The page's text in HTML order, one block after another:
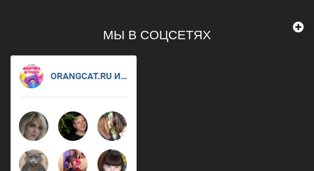
МЫ В СОЦСЕТЯХ